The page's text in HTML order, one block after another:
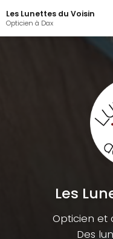
au
contenu
principal
Les Lunettes du Voisin
Opticien à Dax
Les
Opticien et
Des